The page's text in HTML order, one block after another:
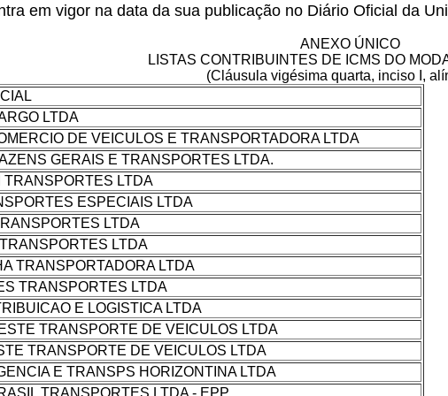
em vigor na data da sua publicação no Diário Oficial da
ANEXO ÚNICO
LISTAS CONTRIBUINTES DE ICMS DO
(Cláusula vigésima quarta, inciso I,
LTDA
DE VEICULOS E TRANSPORTADORA LTDA
GERAIS E TRANSPORTES LTDA.
TRANSPORTES LTDA
ESPECIAIS LTDA
LTDA
LTDA
TRANSPORTADORA LTDA
TRANSPORTES LTDA
E LOGISTICA LTDA
TRANSPORTE DE VEICULOS LTDA
TRANSPORTE DE VEICULOS LTDA
E TRANSPS HORIZONTINA LTDA
TRANSPORTES LTDA - EPP